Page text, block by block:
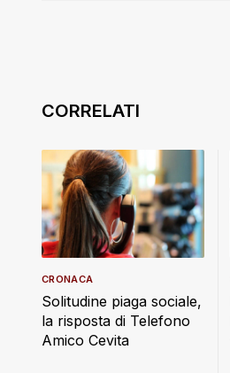
Solitudine piaga sociale,
la risposta di Telefono
Amico Cevita
CRONACA